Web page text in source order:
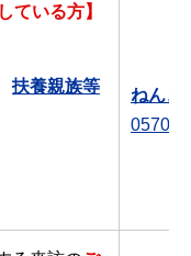
ている方】
扶養親族等
ねんき
0570-